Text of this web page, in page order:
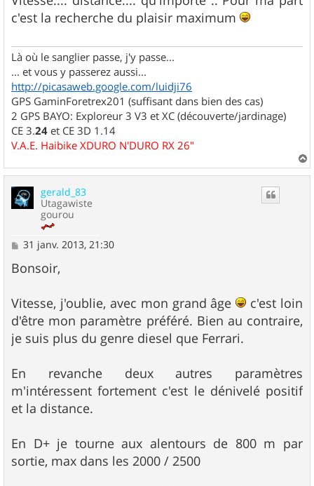
s
a
c'est la recherche du plaisir maximum
Là où le sanglier passe, j'y passe...
... et vous y passerez aussi...
http://picasaweb.google.com/luidji76
GPS GaminForetrex201 (suffisant dans bien des cas)
2 GPS BAYO: Exploreur 3 V3 et XC (découverte/jardinage)
CE 3.24 et CE 3D 1.14
V.A.E. Haibike XDURO N'DURO RX 26"
a
gerald_83
Utagawiste
gourou
M
s
s
g
e
31 janv. 2013, 21:30
Bonsoir,
Vitesse, j'oublie, avec mon grand âge
c'est loin
d'être mon paramètre préféré. Bien au contraire,
je suis plus du genre diesel que Ferrari.
En revanche deux autres paramètres
m'intéressent fortement c'est le dénivelé positif
et la distance.
En D+ je tourne aux alentours de 800 m par
sortie, max dans les 2000 / 2500